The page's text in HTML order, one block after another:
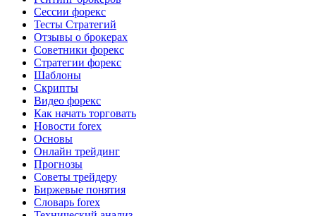
Сессии форекс
Тесты Стратегий
Отзывы о брокерах
Советники форекс
Стратегии форекс
Шаблоны
Скрипты
Видео форекс
Как начать торговать
Новости forex
Основы
Онлайн трейдинг
Прогнозы
Советы трейдеру
Биржевые понятия
Словарь forex